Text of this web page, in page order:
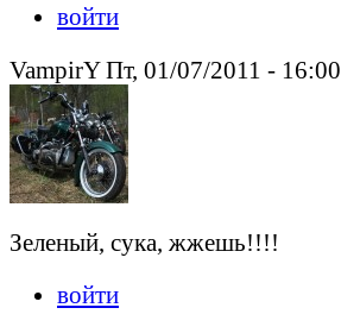
войти
VampirY Пт, 01/07/2011 - 16:00
Зеленый, сука, жжешь!!!!
войти